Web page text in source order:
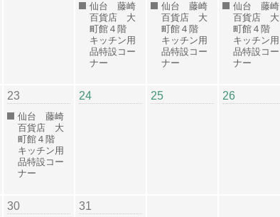
仙台 藤崎
百貨店 大
町館４階
キッチン用
品特設コー
ナー
仙台 藤崎
百貨店 大
町館４階
キッチン用
品特設コー
ナー
仙台 藤崎
百貨店 大
町館４階
キッチン用
品特設コー
ナー
23
仙台 藤崎
百貨店 大
町館４階
キッチン用
品特設コー
ナー
24 25 26
30 31